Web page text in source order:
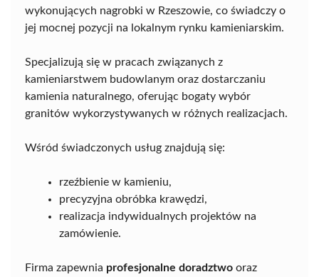
wykonujących nagrobki w Rzeszowie, co świadczy o
jej mocnej pozycji na lokalnym rynku kamieniarskim.
Specjalizują się w pracach związanych z
kamieniarstwem budowlanym oraz dostarczaniu
kamienia naturalnego, oferując bogaty wybór
granitów wykorzystywanych w różnych realizacjach.
Wśród świadczonych usług znajdują się:
rzeźbienie w kamieniu,
precyzyjna obróbka krawędzi,
realizacja indywidualnych projektów na
zamówienie.
Firma zapewnia profesjonalne doradztwo oraz